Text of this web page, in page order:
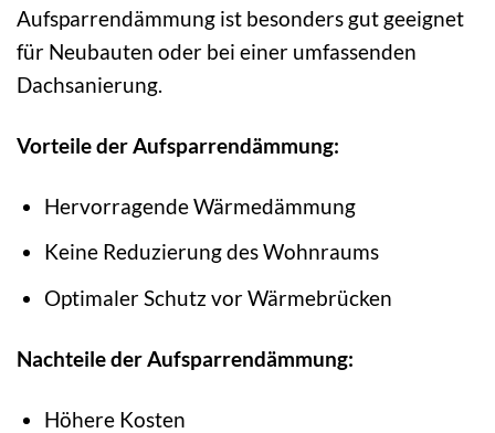
Aufsparrendämmung ist besonders gut geeignet
für Neubauten oder bei einer umfassenden
Dachsanierung.
Vorteile der Aufsparrendämmung:
Hervorragende Wärmedämmung
Keine Reduzierung des Wohnraums
Optimaler Schutz vor Wärmebrücken
Nachteile der Aufsparrendämmung:
Höhere Kosten